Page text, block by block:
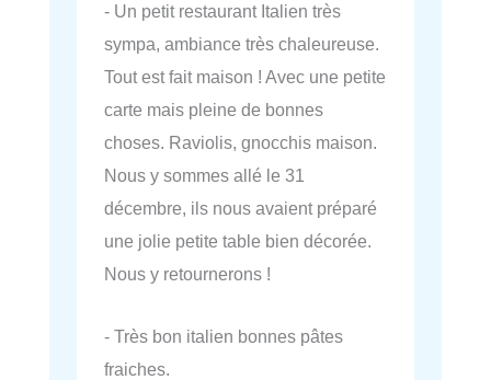
- Un petit restaurant Italien très
sympa, ambiance très chaleureuse.
Tout est fait maison ! Avec une petite
carte mais pleine de bonnes
choses. Raviolis, gnocchis maison.
Nous y sommes allé le 31
décembre, ils nous avaient préparé
une jolie petite table bien décorée.
Nous y retournerons !
- Très bon italien bonnes pâtes
fraiches.